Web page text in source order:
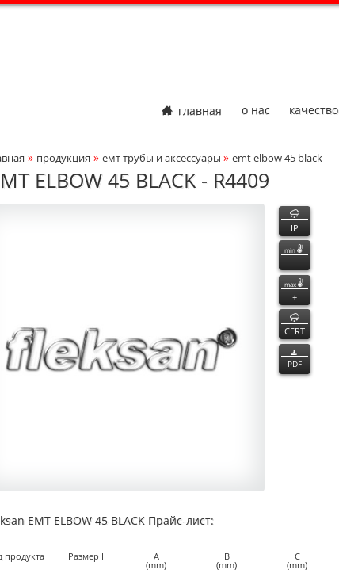
главная о нас качество
Navigation
» продукция » емт трубы и аксессуары » emt elbow 45 black
ELBOW 45 BLACK - R4409
функции
IP
min
max
+
CERT
PDF
EMT ELBOW 45 BLACK Прайс-лист:
продукта Размер I A
(mm)
B
(mm)
C
(mm)